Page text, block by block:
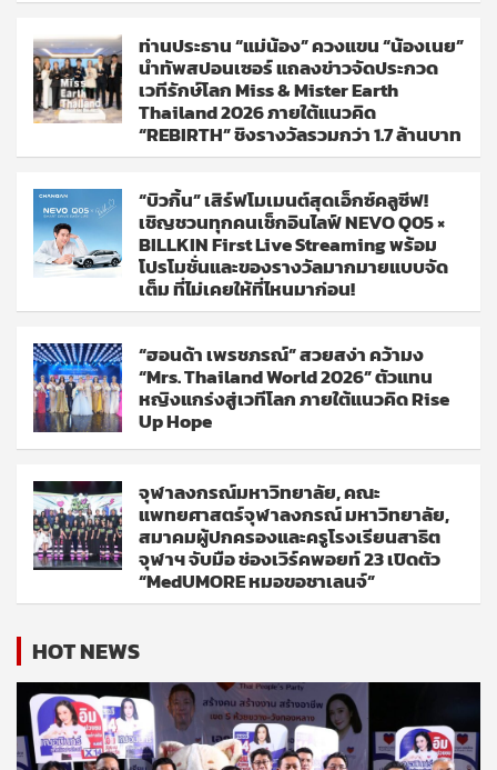
ท่านประธาน “แม่น้อง” ควงแขน “น้องเนย”
นำทัพสปอนเซอร์ แถลงข่าวจัดประกวด
เวทีรักษ์โลก Miss & Mister Earth
Thailand 2026 ภายใต้แนวคิด
“REBIRTH” ชิงรางวัลรวมกว่า 1.7 ล้านบาท
“บิวกิ้น” เสิร์ฟโมเมนต์สุดเอ็กซ์คลูซีฟ!
เชิญชวนทุกคนเช็กอินไลฟ์ NEVO Q05 ×
BILLKIN First Live Streaming พร้อม
โปรโมชั่นและของรางวัลมากมายแบบจัด
เต็ม ที่ไม่เคยให้ที่ไหนมาก่อน!
“ฮอนด้า เพรชภรณ์” สวยสง่า คว้ามง
“Mrs. Thailand World 2026” ตัวแทน
หญิงแกร่งสู่เวทีโลก ภายใต้แนวคิด Rise
Up Hope
จุฬาลงกรณ์มหาวิทยาลัย, คณะ
แพทยศาสตร์จุฬาลงกรณ์ มหาวิทยาลัย,
สมาคมผู้ปกครองและครูโรงเรียนสาธิต
จุฬาฯ จับมือ ช่องเวิร์คพอยท์ 23 เปิดตัว
“MedUMORE หมอขอชาเลนจ์”
HOT NEWS